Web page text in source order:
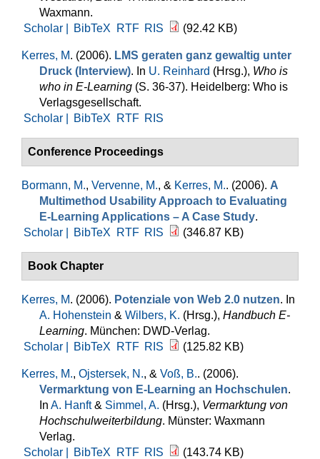
Waxmann.
Scholar |
BibTeX RTF RIS (92.42 KB)
Kerres, M. (2006). LMS geraten ganz gewaltig unter
Druck (Interview). In U. Reinhard (Hrsg.), Who is
who in E-Learning (S. 36-37). Heidelberg: Who is
Verlagsgesellschaft.
Scholar |
BibTeX RTF RIS
Conference Proceedings
Bormann, M., Vervenne, M., & Kerres, M.. (2006). A
Multimethod Usability Approach to Evaluating
E-Learning Applications – A Case Study.
Scholar |
BibTeX RTF RIS (346.87 KB)
Book Chapter
Kerres, M. (2006). Potenziale von Web 2.0 nutzen. In
A. Hohenstein & Wilbers, K. (Hrsg.), Handbuch E-
Learning. München: DWD-Verlag.
Scholar |
BibTeX RTF RIS (125.82 KB)
Kerres, M., Ojstersek, N., & Voß, B.. (2006).
Vermarktung von E-Learning an Hochschulen.
In A. Hanft& Simmel, A. (Hrsg.), Vermarktung von
Hochschulweiterbildung. Münster: Waxmann
Verlag.
Scholar |
BibTeX RTF RIS (143.74 KB)